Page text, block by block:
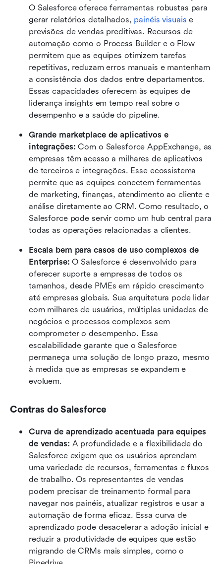
O Salesforce oferece ferramentas robustas para
gerar relatórios detalhados, painéis visuais e
previsões de vendas preditivas. Recursos de
automação como o Process Builder e o Flow
permitem que as equipes otimizem tarefas
repetitivas, reduzam erros manuais e mantenham
a consistência dos dados entre departamentos.
Essas capacidades oferecem às equipes de
liderança insights em tempo real sobre o
desempenho e a saúde do pipeline.
Grande marketplace de aplicativos e
integrações: Com o Salesforce AppExchange, as
empresas têm acesso a milhares de aplicativos
de terceiros e integrações. Esse ecossistema
permite que as equipes conectem ferramentas
de marketing, finanças, atendimento ao cliente e
análise diretamente ao CRM. Como resultado, o
Salesforce pode servir como um hub central para
todas as operações relacionadas a clientes.
Escala bem para casos de uso complexos de
Enterprise: O Salesforce é desenvolvido para
oferecer suporte a empresas de todos os
tamanhos, desde PMEs em rápido crescimento
até empresas globais. Sua arquitetura pode lidar
com milhares de usuários, múltiplas unidades de
negócios e processos complexos sem
comprometer o desempenho. Essa
escalabilidade garante que o Salesforce
permaneça uma solução de longo prazo, mesmo
à medida que as empresas se expandem e
evoluem.
Contras do Salesforce
Curva de aprendizado acentuada para equipes
de vendas: A profundidade e a flexibilidade do
Salesforce exigem que os usuários aprendam
uma variedade de recursos, ferramentas e fluxos
de trabalho. Os representantes de vendas
podem precisar de treinamento formal para
navegar nos painéis, atualizar registros e usar a
automação de forma eficaz. Essa curva de
aprendizado pode desacelerar a adoção inicial e
reduzir a produtividade de equipes que estão
migrando de CRMs mais simples, como o